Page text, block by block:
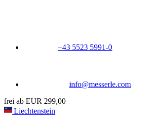
+43 5523 5991-0
info@messerle.com
frei ab EUR 299,00
Liechtenstein